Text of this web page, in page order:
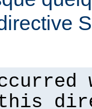
this